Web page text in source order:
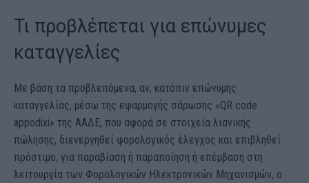
Τι προβλέπεται για επώνυμες
καταγγελίες
Με βάση τα προβλεπόμενα, αν, κατόπιν επώνυμης
καταγγελίας, μέσω της εφαρμογής σάρωσης «QR code
appodixi» της ΑΑΔΕ, που αφορά σε στοιχεία λιανικής
πώλησης, διενεργηθεί φορολογικός έλεγχος και επιβληθεί
πρόστιμο, για παραβίαση ή παραποίηση ή επέμβαση στη
λειτουργία των Φορολογικών Ηλεκτρονικών Μηχανισμών, ο